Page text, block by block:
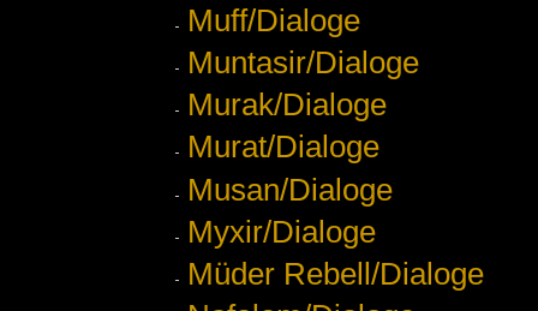
Muff/Dialoge
Muntasir/Dialoge
Murak/Dialoge
Murat/Dialoge
Musan/Dialoge
Myxir/Dialoge
Müder Rebell/Dialoge